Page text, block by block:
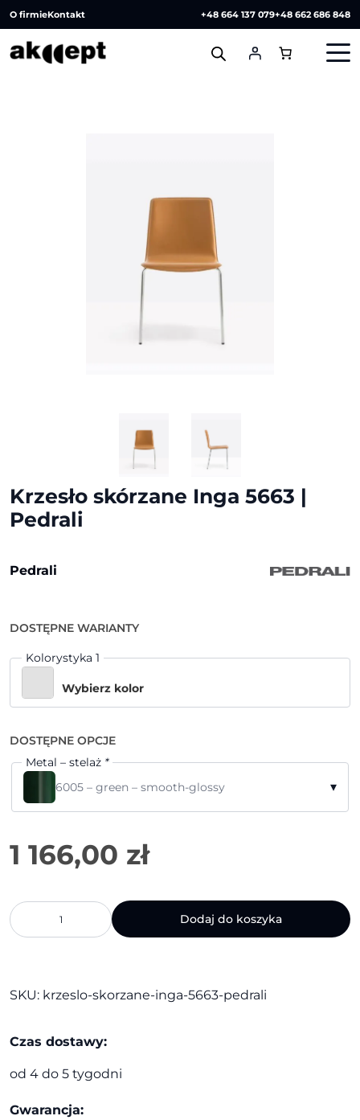
O firmieKontakt +48 664 137 079+48 662 686 848
Krzesło skórzane Inga 5663 |
Pedrali
Pedrali
DOSTĘPNE WARIANTY
Kolorystyka 1
Wybierz kolor
DOSTĘPNE OPCJE
Metal – stelaż *
6005 – green – smooth-glossy
▾
ilość
Krzesło
skórzane
|
Dodaj do koszyka
SKU: krzeslo-skorzane-inga-5663-pedrali
Czas dostawy:
od 4 do 5 tygodni
Gwarancja: